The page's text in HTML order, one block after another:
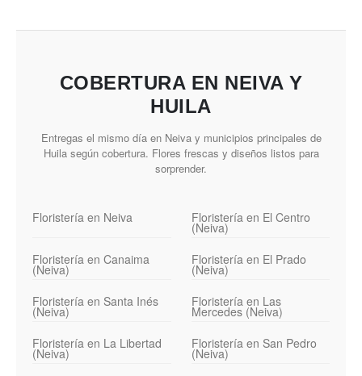
COBERTURA EN NEIVA Y
HUILA
Entregas el mismo día en Neiva y municipios principales de
Huila según cobertura. Flores frescas y diseños listos para
sorprender.
Floristería en Neiva Floristería en El Centro
(Neiva)
Floristería en Canaima
(Neiva)
Floristería en El Prado
(Neiva)
Floristería en Santa Inés
(Neiva)
Floristería en Las
Mercedes (Neiva)
Floristería en La Libertad
(Neiva)
Floristería en San Pedro
(Neiva)